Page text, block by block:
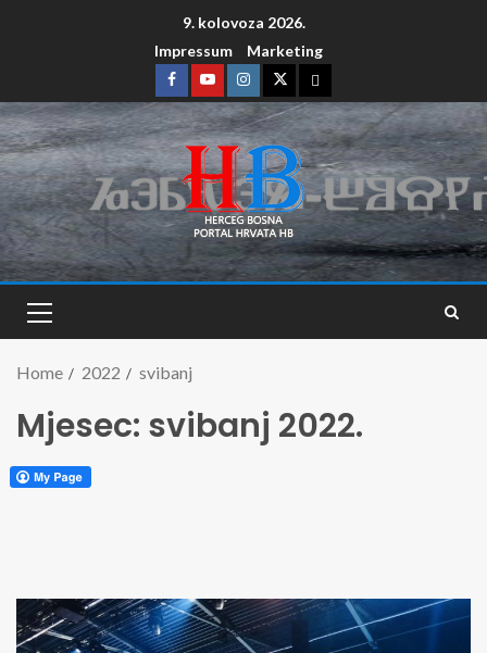
9. kolovoza 2026.
Impressum
Marketing
Home 2022 svibanj
Mjesec: svibanj 2022.